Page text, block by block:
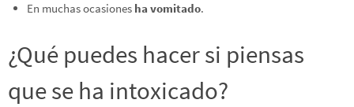
En muchas ocasiones havomitado.
¿Qué puedes hacer si piensas
que se ha intoxicado?